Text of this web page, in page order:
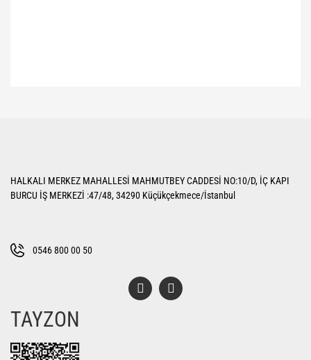
Ürün açıklamasında eksik bilgiler bulunuyor.
Bu ürüne benzer farklı alternatifler olmalı.
HALKALI MERKEZ MAHALLESİ MAHMUTBEY CADDESİ NO:10/D, İÇ KAPI
BURCU İŞ MERKEZİ :47/48, 34290 Küçükçekmece/İstanbul
0546 800 00 50
TAYZON